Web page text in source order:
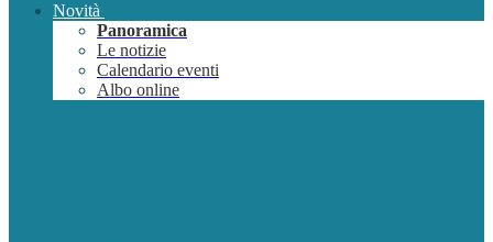
Novità
Panoramica
Le notizie
Calendario eventi
Albo online